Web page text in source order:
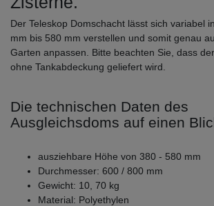
Der Teleskop Domschacht lässt sich variabel
mm bis 580 mm verstellen und somit genau
Garten anpassen. Bitte beachten Sie, dass
ohne Tankabdeckung geliefert wird.
Die technischen Daten des
Ausgleichsdoms auf einen
ausziehbare Höhe von 380 - 580 mm
Durchmesser: 600 / 800 mm
Gewicht: 10, 70 kg
Material: Polyethylen